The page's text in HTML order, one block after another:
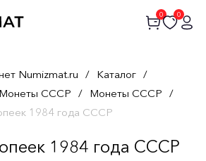
0 0
Numizmat.ru / Каталог /
Монеты СССР / Монеты СССР /
1984 года СССР
1984 года СССР